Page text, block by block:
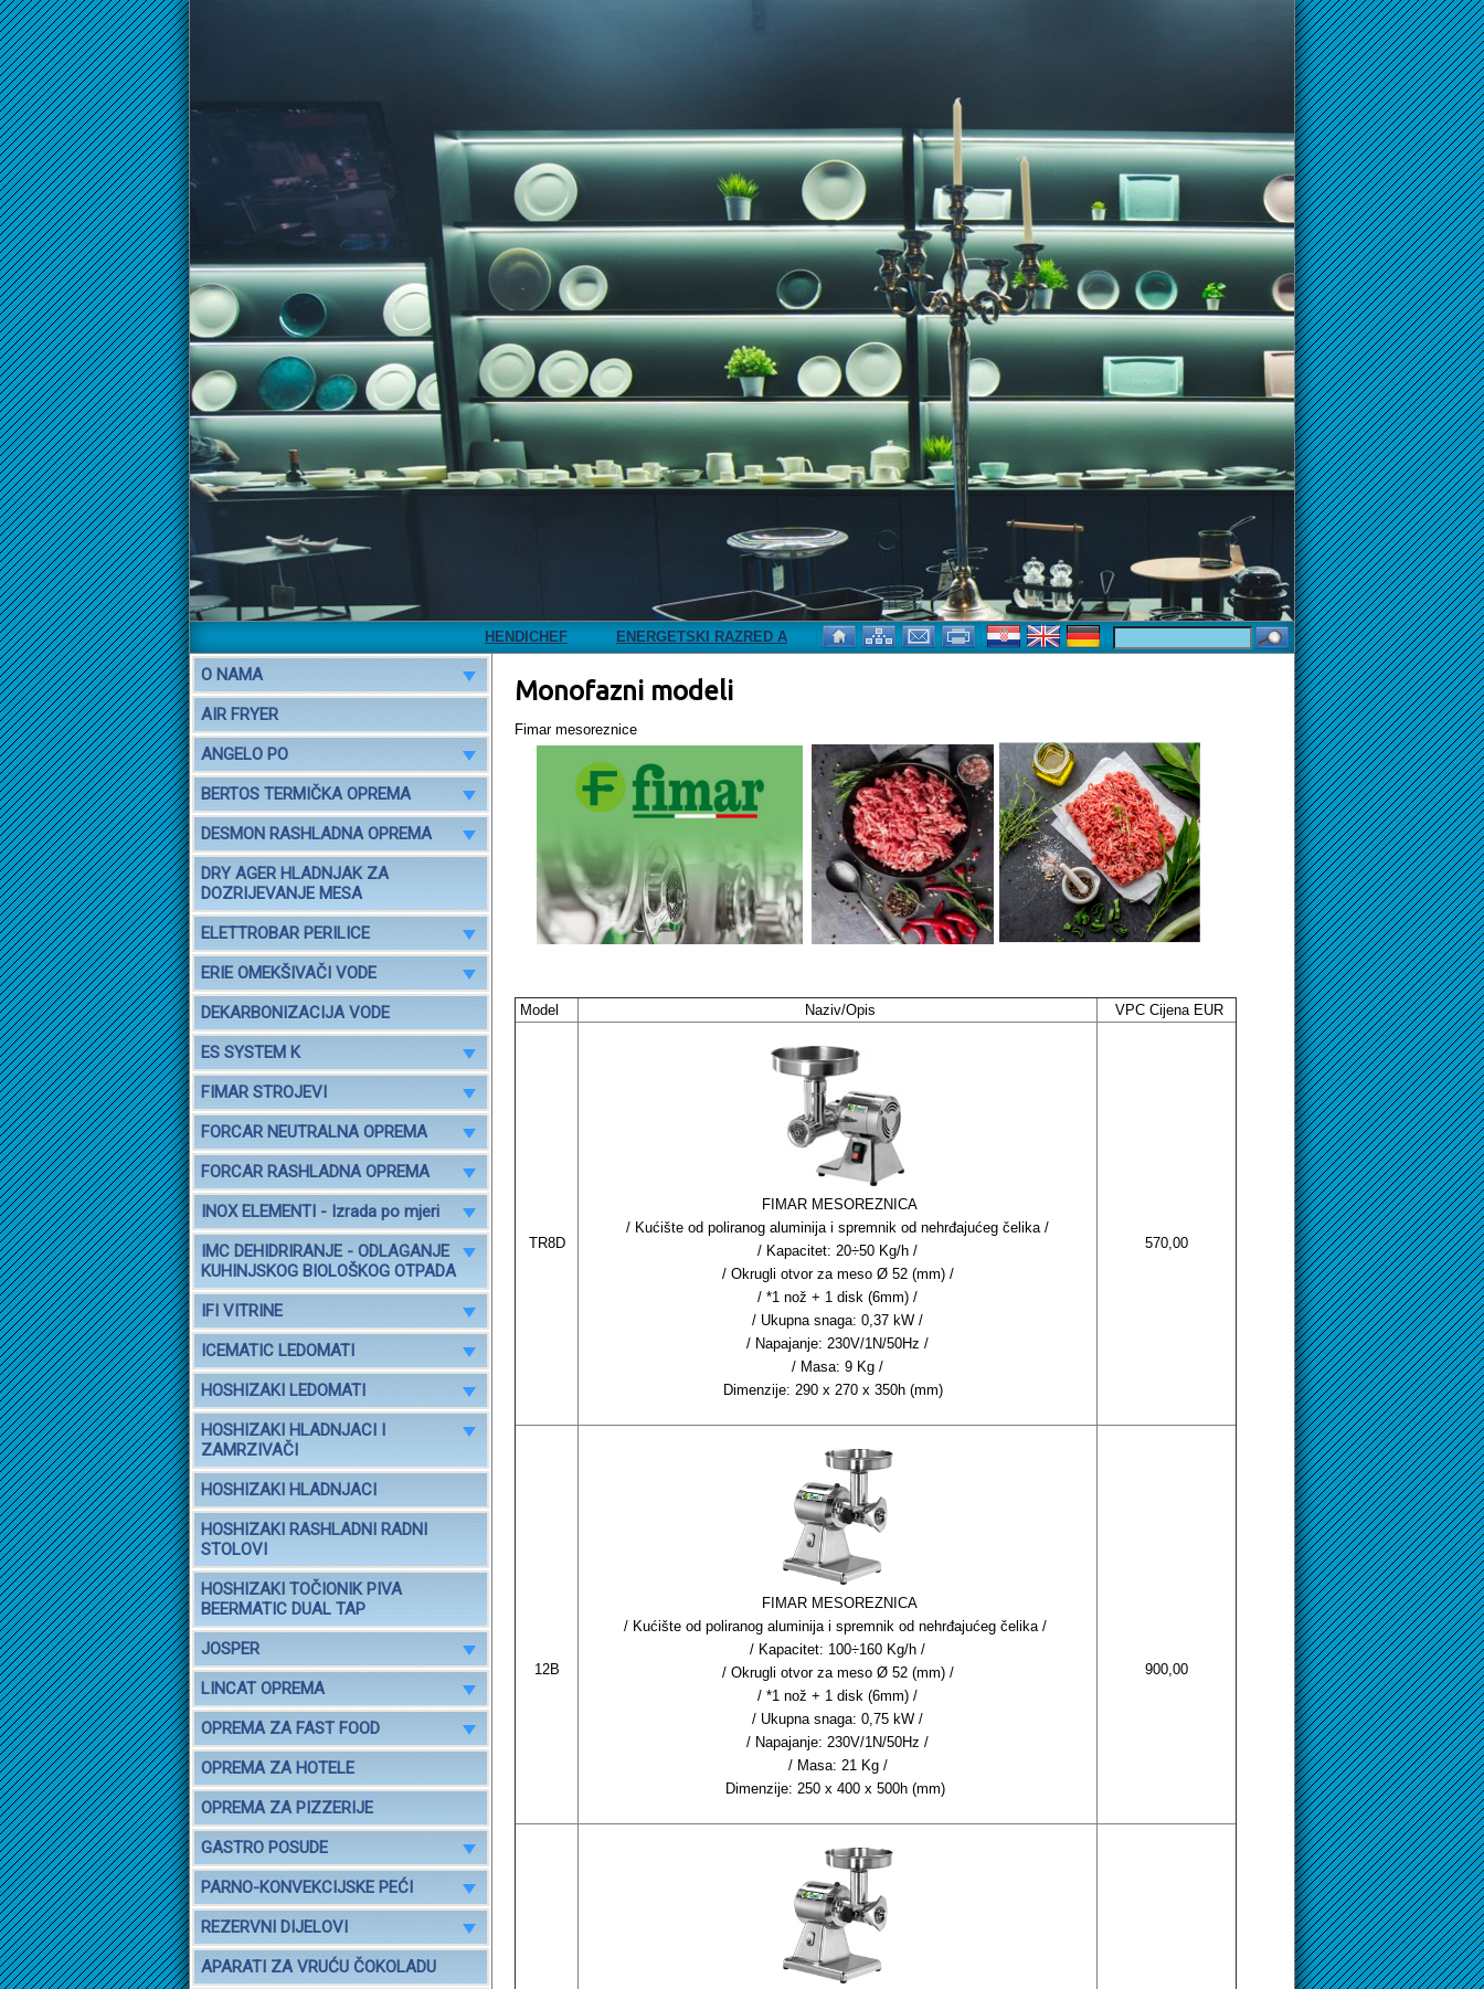
HENDICHEF ENERGETSKI RAZRED A NOVA ADRESA
O NAMA
AIR FRYER
ANGELO PO
BERTOS TERMIČKA OPREMA
DESMON RASHLADNA OPREMA
DRY AGER HLADNJAK ZA
DOZRIJEVANJE MESA
ELETTROBAR PERILICE
ERIE OMEKŠIVAČI VODE
DEKARBONIZACIJA VODE
ES SYSTEM K
FIMAR STROJEVI
FORCAR NEUTRALNA OPREMA
FORCAR RASHLADNA OPREMA
INOX ELEMENTI - Izrada po mjeri
IMC DEHIDRIRANJE - ODLAGANJE
KUHINJSKOG BIOLOŠKOG OTPADA
IFI VITRINE
ICEMATIC LEDOMATI
HOSHIZAKI LEDOMATI
HOSHIZAKI HLADNJACI I
ZAMRZIVAČI
HOSHIZAKI HLADNJACI
HOSHIZAKI RASHLADNI RADNI
STOLOVI
HOSHIZAKI TOČIONIK PIVA
BEERMATIC DUAL TAP
JOSPER
LINCAT OPREMA
OPREMA ZA FAST FOOD
OPREMA ZA HOTELE
OPREMA ZA PIZZERIJE
GASTRO POSUDE
PARNO-KONVEKCIJSKE PEĆI
REZERVNI DIJELOVI
APARATI ZA VRUĆU ČOKOLADU
Monofazni modeli
Fimar mesoreznice
Model Naziv/Opis VPC Cijena EUR
TR8D
FIMAR MESOREZNICA
/ Kućište od poliranog aluminija i spremnik od nehrđajućeg čelika /
/ Kapacitet: 20÷50 Kg/h /
/ Okrugli otvor za meso Ø 52 (mm) /
/ *1 nož + 1 disk (6mm) /
/ Ukupna snaga: 0,37 kW /
/ Napajanje: 230V/1N/50Hz /
/ Masa: 9 Kg /
Dimenzije: 290 x 270 x 350h (mm)
570,00
12B
FIMAR MESOREZNICA
/ Kućište od poliranog aluminija i spremnik od nehrđajućeg čelika /
/ Kapacitet: 100÷160 Kg/h /
/ Okrugli otvor za meso Ø 52 (mm) /
/ *1 nož + 1 disk (6mm) /
/ Ukupna snaga: 0,75 kW /
/ Napajanje: 230V/1N/50Hz /
/ Masa: 21 Kg /
Dimenzije: 250 x 400 x 500h (mm)
900,00